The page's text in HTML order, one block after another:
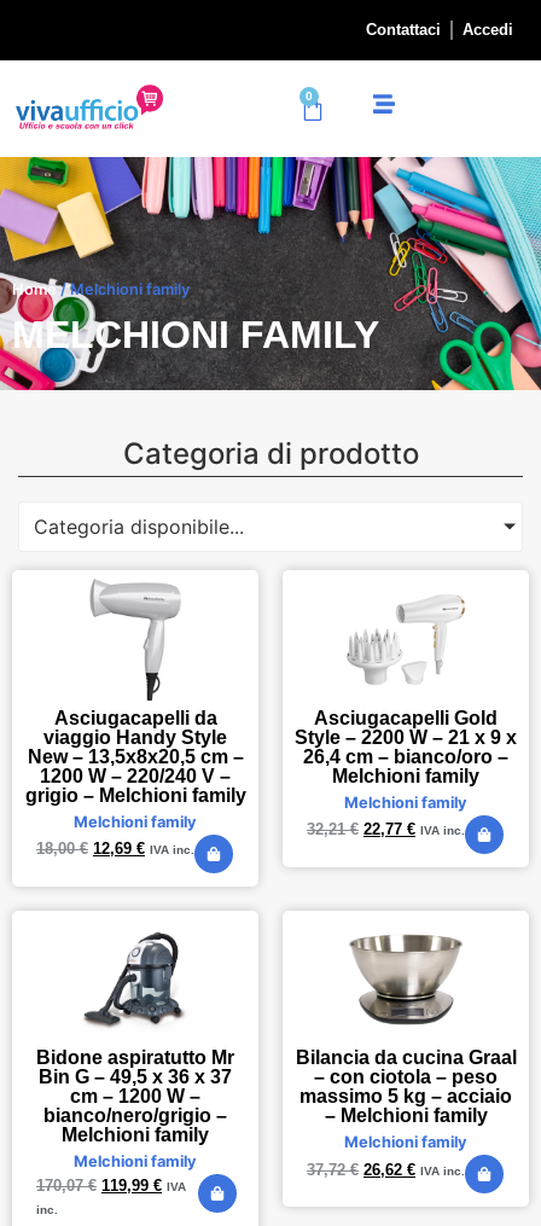
Contattaci Accedi
0
Home/ Melchioni family
MELCHIONI FAMILY
Categoria di prodotto
Categoria disponibile...
Asciugacapelli da
viaggio Handy Style
New – 13,5x8x20,5 cm –
1200 W – 220/240 V –
grigio – Melchioni family
Melchioni family
18,00€ 12,69 € IVA inc.
Asciugacapelli Gold
Style – 2200 W – 21 x 9 x
26,4 cm – bianco/oro –
Melchioni family
Melchioni family
32,21€ 22,77 € IVA inc.
Bidone aspiratutto Mr
Bin G – 49,5 x 36 x 37
cm – 1200 W –
bianco/nero/grigio –
Melchioni family
Melchioni family
170,07€ 119,99 € IVA
inc.
Bilancia da cucina Graal
– con ciotola – peso
massimo 5 kg – acciaio
– Melchioni family
Melchioni family
37,72€ 26,62 € IVA inc.